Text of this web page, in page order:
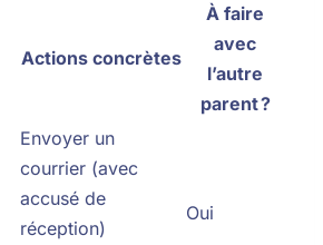
Actions concrètes
À faire
avec
l’autre
parent ?
Envoyer un
courrier (avec
accusé de
réception)
Oui